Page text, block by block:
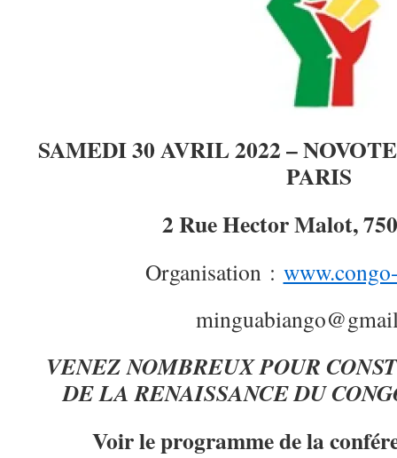
SAMEDI 30 AVRIL 2022 –
PARIS
2 Rue Hector Malot,
Organisation :
VENEZ NOMBREUX POUR
DE LA RENAISSANCE DU
Voir le programme de la